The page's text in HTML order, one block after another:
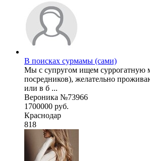
В поисках сурмамы (сами)
Мы с супругом ищем суррогатную
посредников), желательно
или в б ...
Вероника №73966
1700000 руб.
Краснодар
818